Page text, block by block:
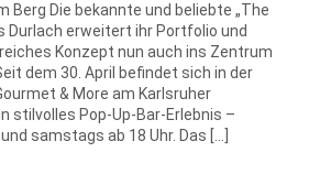
Berg Die bekannte und beliebte „The
Durlach erweitert ihr Portfolio und
Konzept nun auch ins Zentrum
dem 30. April befindet sich in der
& More am Karlsruher
stilvolles Pop-Up-Bar-Erlebnis –
samstags ab 18 Uhr. Das […]